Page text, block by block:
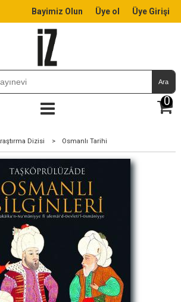
Bayimiz Olun Üye ol Üye Girişi
Ara
0
Dizisi > Osmanlı Tarihi